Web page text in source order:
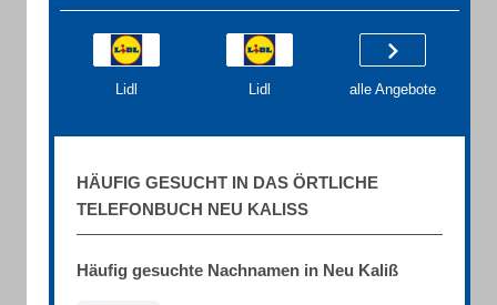
Lidl Lidl alle Angebote
HÄUFIG GESUCHT IN DAS ÖRTLICHE
TELEFONBUCH NEU KALISS
Häufig gesuchte Nachnamen in Neu Kaliß